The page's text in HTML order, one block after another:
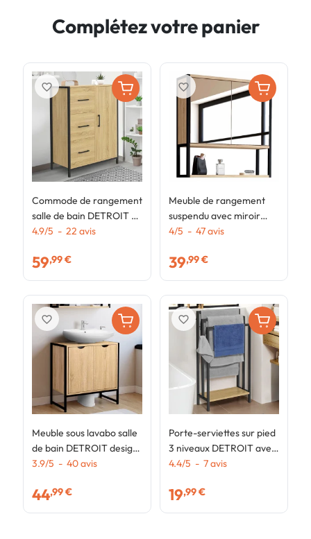
Complétez votre panier
Commode de rangement
salle de bain DETROIT 3
tiroirs 1 placard design
4.9/5 - 22 avis
59,99 €
favorite_border
Meuble sous lavabo salle
de bain DETROIT design
industriel
3.9/5 - 40avis
44,99 €
favorite_border
Meuble de rangement
suspendu avec miroir
pour salle de bain
industriel
4/5 - 47avis
39,99 €
favorite_border
Porte-serviettes sur pied
3 niveaux DETROIT avec
étagère design industriel
4.4/5 - 7avis
19,99 €
favorite_border